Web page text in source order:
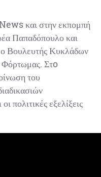
και στην
Ανδρέα
φιλοξενήθηκε ο
Φίλιππος
η ανακοίνωση
διαδικασιών
πολιτικές εξελίξεις